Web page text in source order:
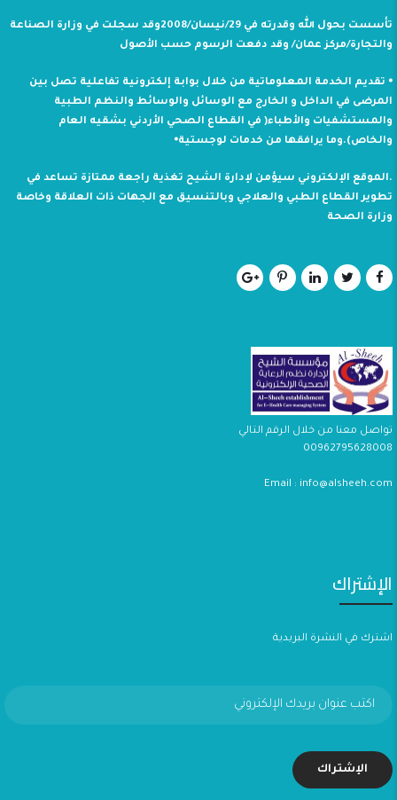
تأسست بحول الله وقدرته في 29/نيسان/2008وقد سجلت في وزارة الصناعة
والتجارة/مركز عمان/ وقد دفعت الرسوم حسب الأصول
⦁ تقديم الخدمة المعلوماتية من خلال بوابة إلكترونية تفاعلية تصل بين
المرضى في الداخل و الخارج مع الوسائل والوسائط والنظم الطبية
والمستشفيات والأطباء( في القطاع الصحي الأردني بشقيه العام
والخاص).وما يرافقها من خدمات لوجستية⦁
.الموقع الإلكتروني سيؤمن لإدارة الشيح تغذية راجعة ممتازة تساعد في
تطوير القطاع الطبي والعلاجي وبالتنسيق مع الجهات ذات العلاقة وخاصة
وزارة الصحة
تواصل معنا من خلال الرقم التالي
00962795628008
Email : info@alsheeh.com
الإشتراك
اشترك في النشرة البريدية